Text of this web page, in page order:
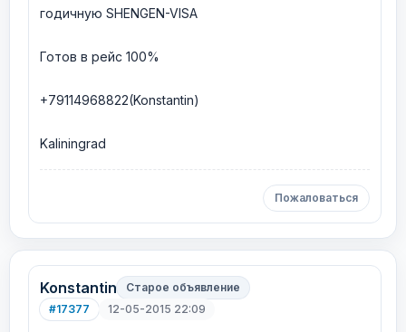
годичную SHENGEN-VISA
Готов в рейс 100%
+79114968822(Konstantin)
Kaliningrad
Пожаловаться
Konstantin
Старое объявление
#17377
12-05-2015 22:09